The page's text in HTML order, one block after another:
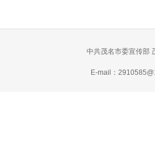
中共茂名市委宣传部
E-mail：